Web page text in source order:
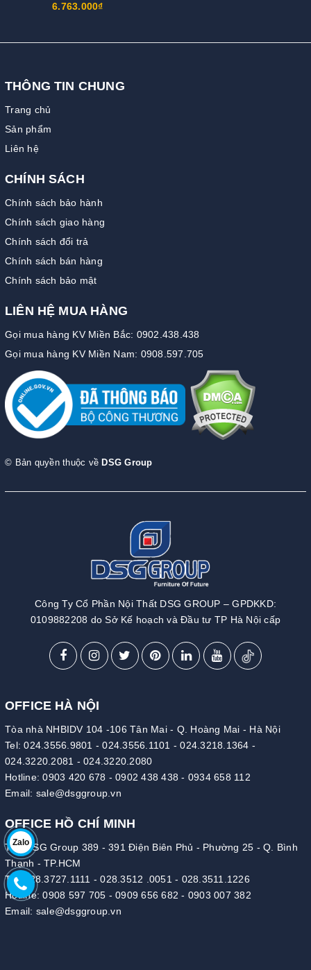
6.763.000₫
Zalo
THÔNG TIN CHUNG
Trang chủ
Sản phẩm
Liên hệ
CHÍNH SÁCH
Chính sách bảo hành
Chính sách giao hàng
Chính sách đổi trả
Chính sách bán hàng
Chính sách bảo mật
LIÊN HỆ MUA HÀNG
Gọi mua hàng KV Miền Bắc: 0902.438.438
Gọi mua hàng KV Miền Nam: 0908.597.705
© Bản quyền thuộc về DSG Group
Công Ty Cổ Phần Nội Thất DSG GROUP – GPDKKD:
0109882208 do Sở Kế hoạch và Đầu tư TP Hà Nội cấp
OFFICE HÀ NỘI
Tòa nhà NHBIDV 104 -106 Tân Mai - Q. Hoàng Mai - Hà Nội
Tel:024.3556.9801 -024.3556.1101 -024.3218.1364 -
024.3220.2081 - 024.3220.2080
Hotline:0903 420 678 - 0902 438 438 - 0934 658 112
Email: sale@dsggroup.vn
OFFICE HỒ CHÍ MINH
Tòa DSG Group 389 - 391 Điện Biên Phủ - Phường 25 - Q. Bình
Thạnh - TP.HCM
Tel:
028.3727.1111 -028.3512 .0051 - 028.3511.1226
Hotline:0908 597 705 - 0909 656 682 - 0903 007 382
Email: sale@dsggroup.vn